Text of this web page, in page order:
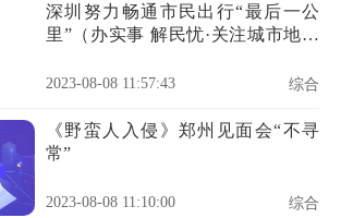
深圳努力畅通市民出行“最后一公
里”（办实事 解民忧·关注城市地面
2023-08-08 11:57:43 综合
《野蛮人入侵》郑州见面会“不寻
常”
2023-08-08 11:10:00 综合